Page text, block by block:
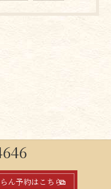
ん予約はこちら